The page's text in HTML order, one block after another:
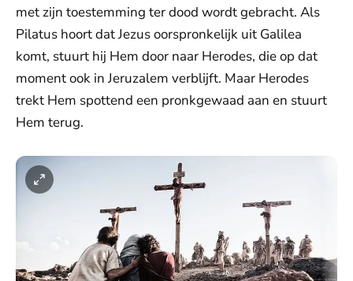
met zijn toestemming ter dood wordt gebracht. Als
Pilatus hoort dat Jezus oorspronkelijk uit Galilea
komt, stuurt hij Hem door naar Herodes, die op dat
moment ook in Jeruzalem verblijft. Maar Herodes
trekt Hem spottend een pronkgewaad aan en stuurt
Hem terug.